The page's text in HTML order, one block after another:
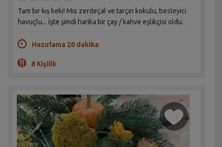
Tam bir kış keki! Mis zerdeçal ve tarçın kokulu, besleyici
havuçlu... İşte şimdi harika bir çay / kahve eşlikçisi oldu.
Hazırlama 20 dakika
8 Kişilik